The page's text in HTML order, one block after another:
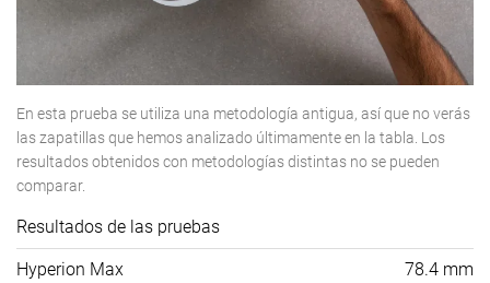
En esta prueba se utiliza una metodología antigua, así que no verás
las zapatillas que hemos analizado últimamente en la tabla. Los
resultados obtenidos con metodologías distintas no se pueden
comparar.
Resultados de las pruebas
Hyperion Max 78.4 mm